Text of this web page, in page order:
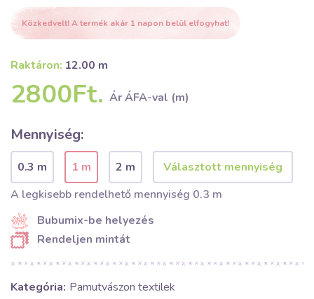
Közkedvelt! A termék akár 1 napon belül elfogyhat!
Raktáron: 12.00 m
2800Ft. Ár ÁFA-val (m)
Mennyiség:
0.3 m 1 m
2 m
A legkisebb rendelhető mennyiség 0.3 m
Bubumix-be helyezés
Rendeljen mintát
Kategória: Pamutvászon textilek